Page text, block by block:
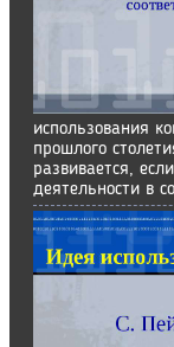
использования
прошлого
развивается,
деятельности в